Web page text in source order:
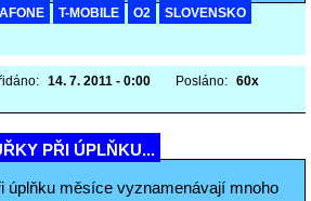
T-MOBILE O2 SLOVENSKO
14. 7. 2011 - 0:00 Posláno: 60x
PŘI ÚPLŇKU...
úplňku měsíce vyznamenávají mnoho